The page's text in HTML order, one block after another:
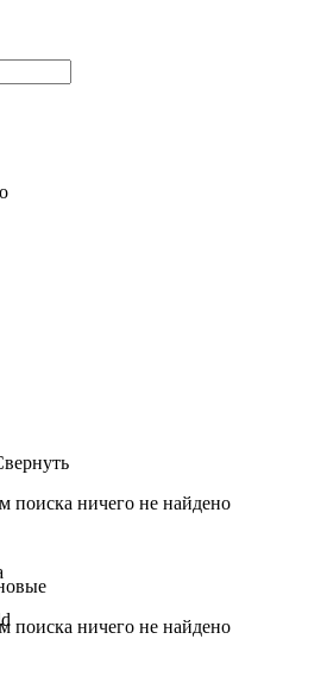
поиска ничего не найдено
поиска ничего не найдено